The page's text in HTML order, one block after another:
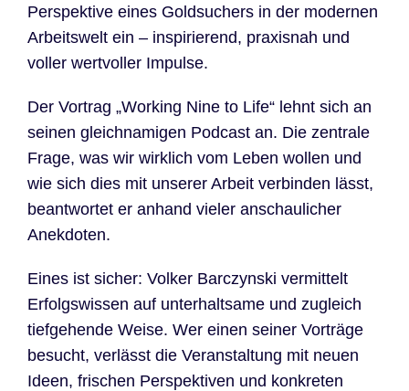
Perspektive eines Goldsuchers in der modernen
Arbeitswelt ein – inspirierend, praxisnah und
voller wertvoller Impulse.
Der Vortrag „Working Nine to Life“ lehnt sich an
seinen gleichnamigen Podcast an. Die zentrale
Frage, was wir wirklich vom Leben wollen und
wie sich dies mit unserer Arbeit verbinden lässt,
beantwortet er anhand vieler anschaulicher
Anekdoten.
Eines ist sicher: Volker Barczynski vermittelt
Erfolgswissen auf unterhaltsame und zugleich
tiefgehende Weise. Wer einen seiner Vorträge
besucht, verlässt die Veranstaltung mit neuen
Ideen, frischen Perspektiven und konkreten